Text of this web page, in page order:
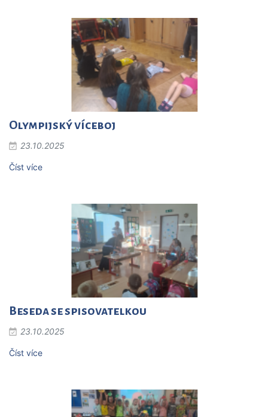
Olympijský víceboj
23.10.2025
Číst více
Beseda se spisovatelkou
23.10.2025
Číst více